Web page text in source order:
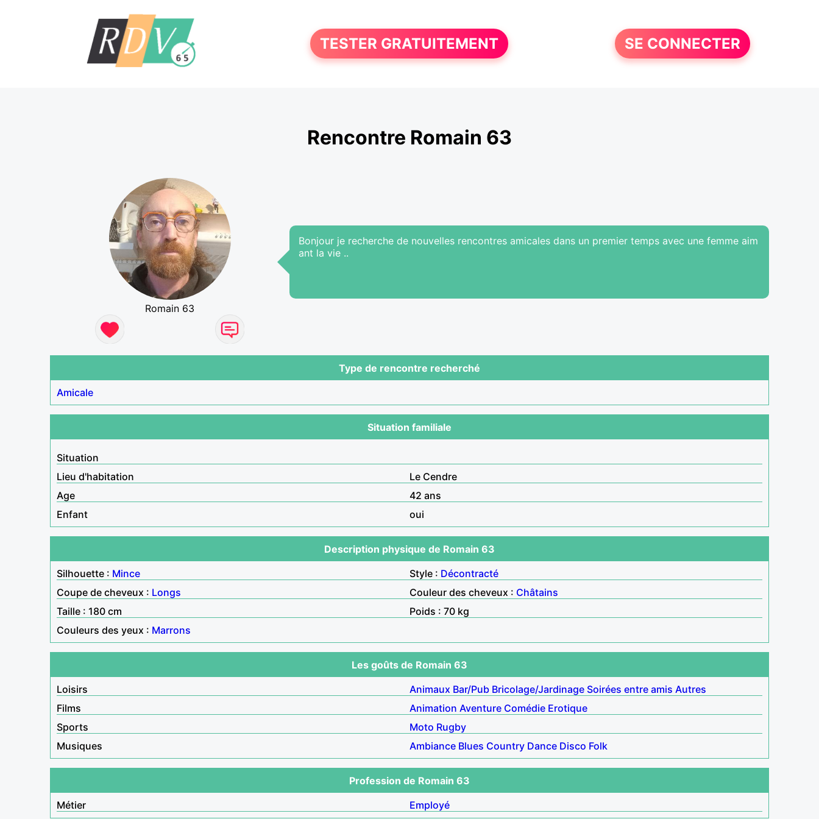
TESTER GRATUITEMENT SE CONNECTER
Rencontre Romain 63
Romain 63
Bonjour je recherche de nouvelles rencontres amicales dans un premier temps avec une femme aim
ant la vie ..
Type de rencontre recherché
Amicale
Situation familiale
Situation
Lieu d'habitation
Le Cendre
Age
42 ans
Enfant
oui
Description physique de Romain 63
Silhouette : Mince Style : Décontracté
Coupe de cheveux : Longs Couleur des cheveux : Châtains
Taille : 180 cm
Poids : 70 kg
Couleurs des yeux : Marrons
Les goûts de Romain 63
Loisirs
Animaux Bar/Pub Bricolage/Jardinage Soirées entre amis Autres
Films
Animation Aventure Comédie Erotique
Sports
Moto Rugby
Musiques
Ambiance Blues Country Dance Disco Folk
Profession de Romain 63
Métier
Employé